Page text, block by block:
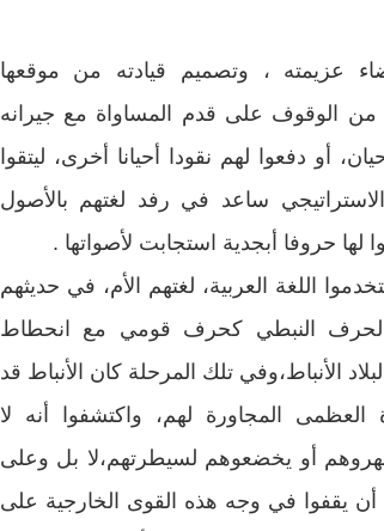
عزيمته ، وتصميم قيادته من موقعها
من الوقوف على قدم المساواة مع جيرانه
أو دفعوا لهم نقودا أحيانا أخرى، ليتقوا
ساعد في رفد لغتهم بالأصول
لها حروفا أبجدية استجابت لأصواتها .
اللغة العربية، لغتهم الأم، في حديثهم
الحرف النبطي كحرف قومي مع انحطاط
الأنباط،وفي تلك المرحلة كان الأنباط قد
المجاورة لهم، واكتشفوا أنه لا
أو يخضعوهم لسيطرتهم،لا بل وعلى
يقفوا في وجه هذه القوى الخارجية على